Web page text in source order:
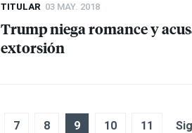
TITULAR 03 MAY. 2018
Trump niega romance y
extorsión
7 8 9 10 11